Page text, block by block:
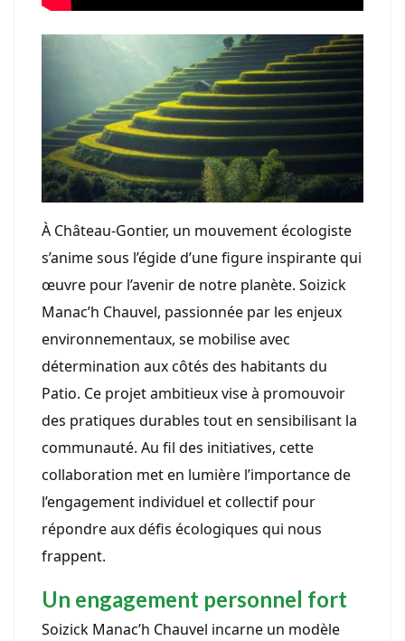
À Château-Gontier, un mouvement écologiste
s’anime sous l’égide d’une figure inspirante qui
œuvre pour l’avenir de notre planète. Soizick
Manac’h Chauvel, passionnée par les enjeux
environnementaux, se mobilise avec
détermination aux côtés des habitants du
Patio. Ce projet ambitieux vise à promouvoir
des pratiques durables tout en sensibilisant la
communauté. Au fil des initiatives, cette
collaboration met en lumière l’importance de
l’engagement individuel et collectif pour
répondre aux défis écologiques qui nous
frappent.
Un engagement personnel fort
Soizick Manac’h Chauvel incarne un modèle